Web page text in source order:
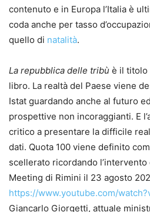
contenuto e in Europa l’Italia è
coda anche per tasso
quello di natalità.
La repubblica delle tribù è il titolo
libro. La realtà del Paese viene
Istat guardando anche al futuro
prospettive non incoraggianti. E
critico a presentare la difficile
dati. Quota 100 viene definito
scellerato ricordando l’intervento
Meeting di Rimini il 23 agosto
https://www.youtube.com/
Giancarlo Giorgetti, attuale